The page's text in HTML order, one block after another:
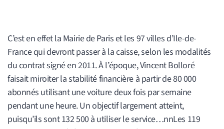
C’est en effet la Mairie de Paris et les 97 villes d’Ile-de-
France qui devront passer à la caisse, selon les modalités
du contrat signé en 2011. À l’époque, Vincent Bolloré
faisait miroiter la stabilité financière à partir de 80 000
abonnés utilisant une voiture deux fois par semaine
pendant une heure. Un objectif largement atteint,
puisqu’ils sont 132 500 à utiliser le service…nnLes 119